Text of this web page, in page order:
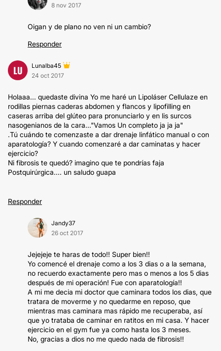
8 nov 2017
Oigan y de plano no ven ni un cambio?
Responder
LU
Lunalba45
24 oct 2017
Holaaa... quedaste divina Yo me haré un Lipoláser Cellulaze en
rodillas piernas caderas abdomen y flancos y lipofilling en
caseras arriba del glúteo para pronunciarlo y en lis surcos
nasogenianos de la cara..."Vamos Un completo ja ja ja"
.Tú cuándo te comenzaste a dar drenaje linfático manual o con
aparatología? Y cuando comenzaré a dar caminatas y hacer
ejercicio?
Ni fibrosis te quedó? imagino que te pondrías faja
Postquirúrgica.... un saludo guapa
Responder
Jandy37
26 oct 2017
Jejejeje te haras de todo!! Super bien!!
Yo comencé el drenaje como a los 3 dias o a la semana,
no recuerdo exactamente pero mas o menos a los 5 dias
después de mi operación! Fue con aparatología!!
A mi me decia mi doctor que caminara todos los dias, que
tratara de moverme y no quedarme en reposo, que
mientras mas caminara mas rápido me recuperaba, así
que yo trataba de caminar en ratitos en mi casa. Y hacer
ejercicio en el gym fue ya como hasta los 3 meses.
No, gracias a dios no me quedo nada de fibrosis!!